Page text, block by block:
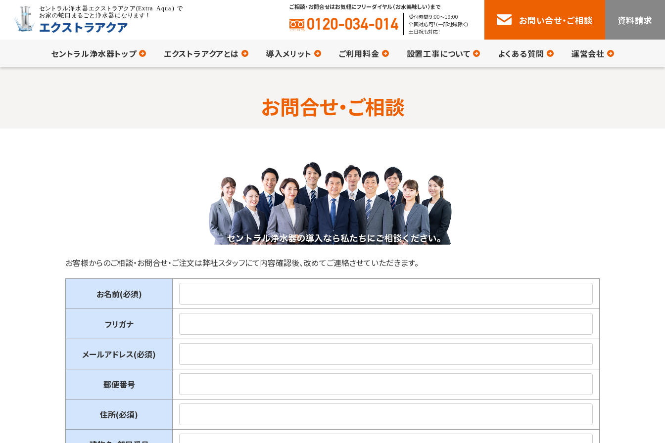
ご相談・お問合せはお気軽にフリーダイヤル（お水美味しい）まで
受付時間 9:00〜19:00
全国対応可！(一部地域除く)
土日祝も対応！
お問い合せ・ご相談 資料請求
セントラル浄水器トップ エクストラアクアとは 導入メリット ご利用料金 設置工事について よくある質問 運営会社
お問合せ・ご相談
お客様からのご相談・お問合せ・ご注文は弊社スタッフにて内容確認後、改めてご連絡させていただきます。
お名前(必須)
フリガナ
メールアドレス(必須)
郵便番号
住所(必須)